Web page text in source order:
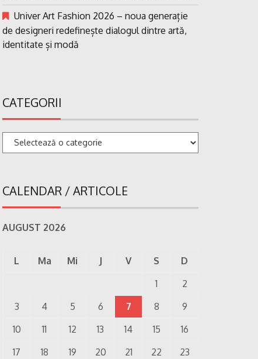
Univer Art Fashion 2026 – noua generație
de designeri redefinește dialogul dintre artă,
identitate și modă
CATEGORII
Categorii
CALENDAR / ARTICOLE
AUGUST 2026
L Ma Mi J V S
D
1
2
3
4 5 6 7 8
9
10
11 12 13 14 15
16
17
18 19 20 21 22
23